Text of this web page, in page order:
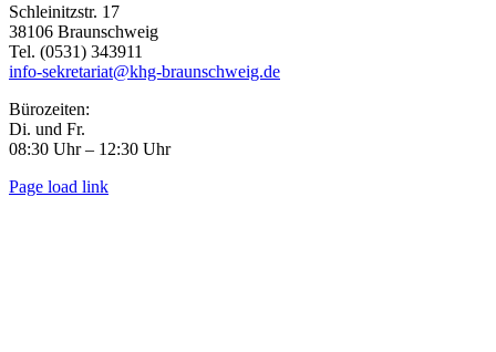
Area
Schleinitzstr. 17
38106 Braunschweig
Tel. (0531) 343911
info-sekretariat@khg-braunschweig.de
Bürozeiten:
Di. und Fr.
08:30 Uhr – 12:30 Uhr
Page load link